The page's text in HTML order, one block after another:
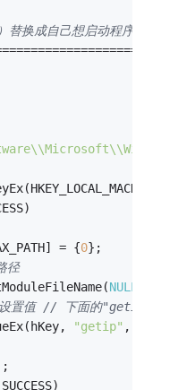
换成自己想启动程序的名字
= {0};
径
NULL
置值 // 下面的"getip"是应
"getip" ,